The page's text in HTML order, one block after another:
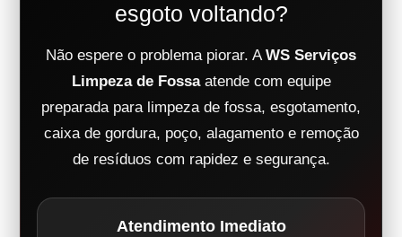
esgoto voltando?
Não espere o problema piorar. A WS Serviços
Limpeza de Fossaatende com equipe
preparada para limpeza de fossa, esgotamento,
caixa de gordura, poço, alagamento e remoção
de resíduos com rapidez e segurança.
Atendimento Imediato